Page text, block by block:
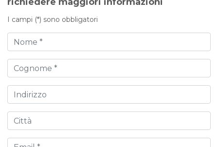
I campi (*) sono obbligatori
Nome
Cognome
Indirizzo
Città
Email